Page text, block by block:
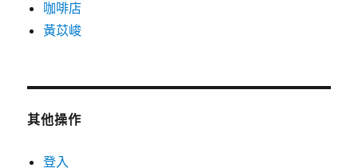
咖啡店
黃苡峻
其他操作
登入